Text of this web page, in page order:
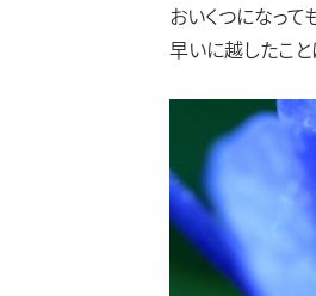
おいくつになっ
早いに越したこ